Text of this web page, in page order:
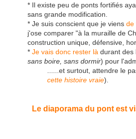
* Il existe peu de ponts fortifiés
sans grande modification.
* Je suis conscient que je viens de
j'ose comparer "à la muraille de
construction unique, défensive,
* Je vais donc rester là durant des
sans boire, sans dormir) pour
......et surtout, attendre le
cette histoire vraie).
Le diaporama du pont est